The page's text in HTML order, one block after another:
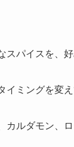
スパイスを、
イミングを変え
カルダモン、